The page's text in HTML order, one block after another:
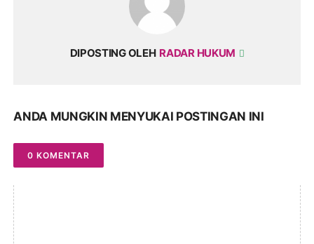
DIPOSTING OLEH RADAR HUKUM
ANDA MUNGKIN MENYUKAI POSTINGAN INI
0 KOMENTAR